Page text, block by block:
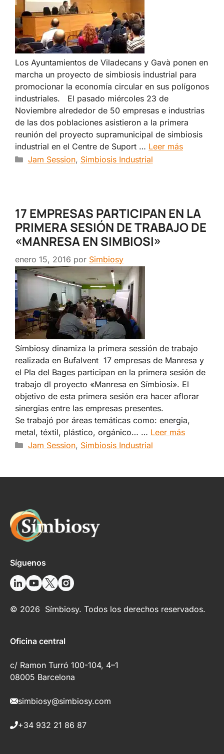
Los Ayuntamientos de Viladecans y Gavà ponen en
marcha un proyecto de simbiosis industrial para
promocionar la economía circular en sus polígonos
industriales. El pasado miércoles 23 de
Noviembre alrededor de 50 empresas e industrias
de las dos poblaciones asistieron a la primera
reunión del proyecto supramunicipal de simbiosis
industrial en el Centre de Suport … Leer más
Categorías
Jam Session, Simbiosis Industrial
17 EMPRESAS PARTICIPAN EN LA
PRIMERA SESIÓN DE TRABAJO DE
«MANRESA EN SIMBIOSI»
enero 15, 2016 por Simbiosy
Símbiosy dinamiza la primera sessión de trabajo
realizada en Bufalvent ​ 17 empresas de Manresa y
el Pla del Bages participan en la primera sesión de
trabajo dl proyecto «Manresa en Símbiosi». El
objetivo de esta primera sesión era hacer aflorar
sinergias entre las empresas presentes.
Se trabajó por áreas temáticas como: energia,
metal, téxtil, plástico, orgánico… … Leer más
Categorías
Jam Session, Simbiosis Industrial
Síguenos
© 2026 Símbiosy. Todos los derechos reservados.
Oficina central
c/ Ramon Turró 100-104, 4–1
08005 Barcelona
simbiosy@simbiosy.com
+34 932 21 86 87